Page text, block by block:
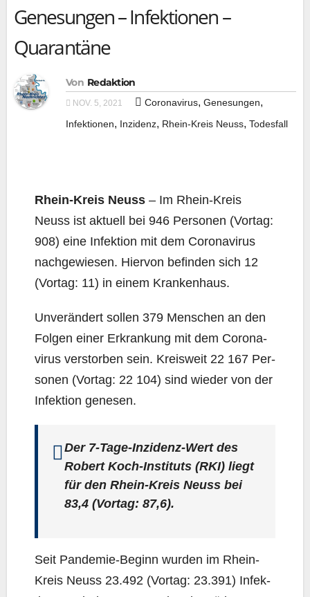
Genesungen – Infektionen –
Quarantäne
Von Redaktion
NOV. 5, 2021 Coronavirus, Genesungen,
Infektionen, Inzidenz, Rhein-Kreis Neuss, Todesfall
Rhein-Kreis Neuss – Im Rhein-Kreis
Neuss ist aktu­ell bei 946 Per­so­nen (Vor­tag:
908) eine Infek­ti­on mit dem Coro­na­vi­rus
nach­ge­wie­sen. Hier­von befin­den sich 12
(Vor­tag: 11) in einem Krankenhaus.
Unver­än­dert sol­len 379 Men­schen an den
Fol­gen einer Erkran­kung mit dem Coro­na­
vi­rus ver­stor­ben sein. Kreis­weit 22 167 Per­
so­nen (Vor­tag: 22 104) sind wie­der von der
Infek­ti­on genesen.
Der 7‑Ta­ge-Inzi­denz-Wert des
Robert Koch-Insti­tuts (RKI) liegt
für den Rhein-Kreis Neuss bei
83,4 (Vor­tag: 87,6).
Seit Pan­de­mie-Beginn wur­den im Rhein-
Kreis Neuss 23.492 (Vor­tag: 23.391) Infek­